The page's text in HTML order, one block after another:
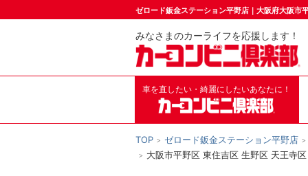
ゼロード鈑金ステーション平野店｜大阪府大阪市
みなさまのカーライフを応援します！
車を直したい・綺麗にしたいあなたに！
TOP
ゼロード鈑金ステーション平野店
大阪市平野区 東住吉区 生野区 天王